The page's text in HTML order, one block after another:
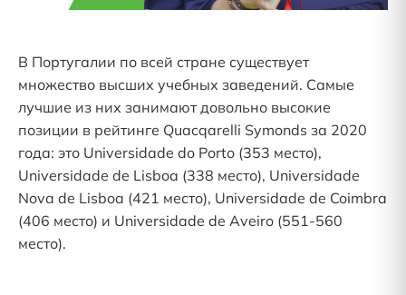
В Португалии по всей стране существует
множество высших учебных заведений. Самые
лучшие из них занимают довольно высокие
позиции в рейтинге Quacqarelli Symonds за 2020
года: это Universidade do Porto (353 место),
Universidade de Lisboa (338 место), Universidade
Nova de Lisboa (421 место), Universidade de Coimbra
(406 место) и Universidade de Aveiro (551-560
место).